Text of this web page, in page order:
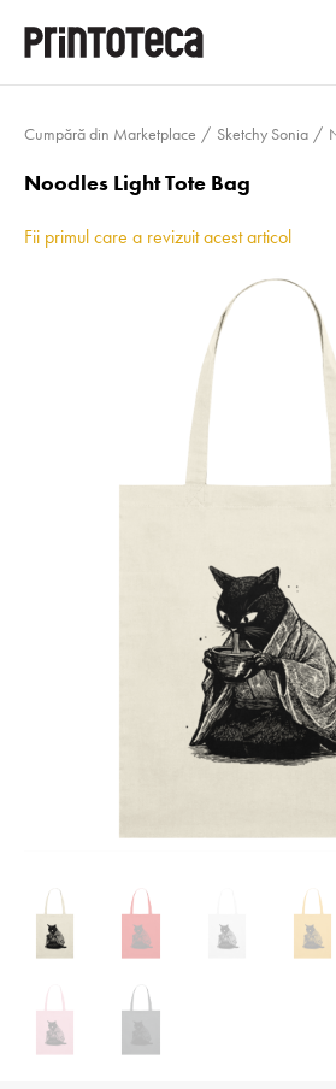
Cumpără din Marketplace Sketchy Sonia
Noodles Light Tote Bag
Fii primul care a revizuit acest articol